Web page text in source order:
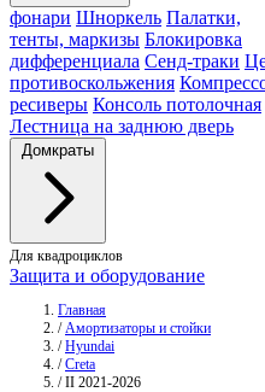
фонари Шноркель Палатки,
тенты, маркизы Блокировка
дифференциала Сенд-траки
противоскольжения
ресиверы Консоль потолочная
Лестница на заднюю дверь
Домкраты
Для квадроциклов
Защита и оборудование
Главная
/ Амортизаторы и стойки
/ Hyundai
/ Creta
/ II 2021-2026